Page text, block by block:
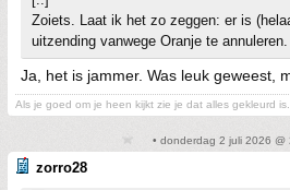
Zoiets. Laat ik het zo zeggen: er is
uitzending vanwege Oranje te annuleren.
Ja, het is jammer. Was leuk geweest,
Als je goed om je heen kijkt zie je dat alles gekleurd is.
• donderdag 2 juli 2026 @
zorro28